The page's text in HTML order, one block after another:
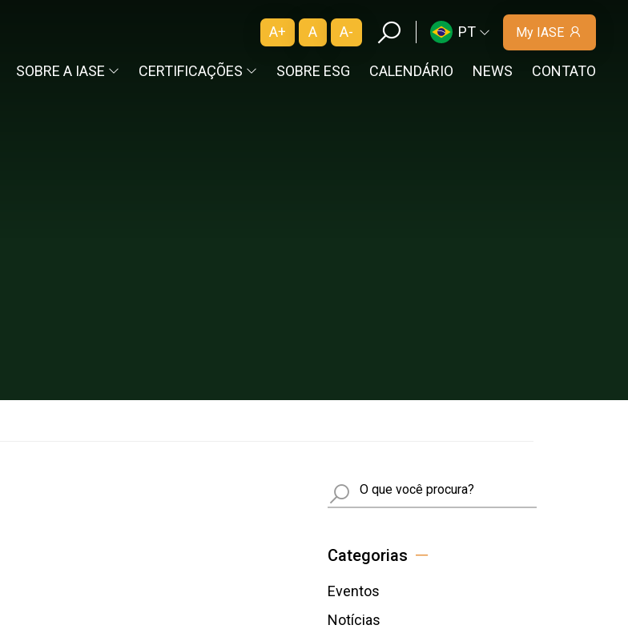
A+ A A- My IASE
PT
SOBRE A IASE CERTIFICAÇÕES SOBRE ESG CALENDÁRIO NEWS CONTATO
Busca
Categorias
Eventos
Notícias